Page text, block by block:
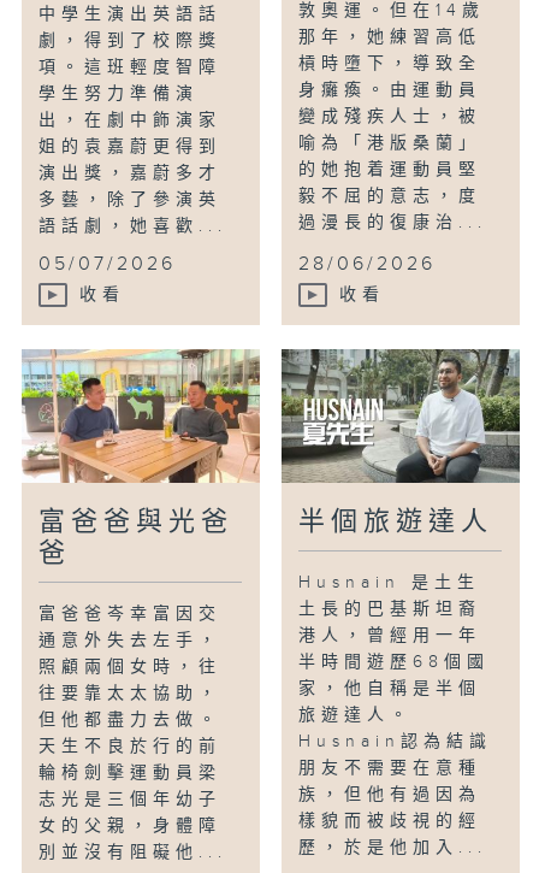
中學生演出英語話
劇，得到了校際獎
項。這班輕度智障
學生努力準備演
出，在劇中飾演家
姐的袁嘉蔚更得到
演出獎，嘉蔚多才
多藝，除了參演英
語話劇，她喜歡...
05/07/2026
收看
敦奧運。但在14歲
那年，她練習高低
槓時墮下，導致全
身癱瘓。由運動員
變成殘疾人士，被
喻為「港版桑蘭」
的她抱着運動員堅
毅不屈的意志，度
過漫長的復康治...
28/06/2026
收看
富爸爸與光爸
爸
富爸爸岑幸富因交
通意外失去左手，
照顧兩個女時，往
往要靠太太協助，
但他都盡力去做。
天生不良於行的前
輪椅劍擊運動員梁
志光是三個年幼子
女的父親，身體障
別並沒有阻礙他...
半個旅遊達人
Husnain 是土生
土長的巴基斯坦裔
港人，曾經用一年
半時間遊歷68個國
家，他自稱是半個
旅遊達人。
Husnain認為結識
朋友不需要在意種
族，但他有過因為
樣貌而被歧視的經
歷，於是他加入...